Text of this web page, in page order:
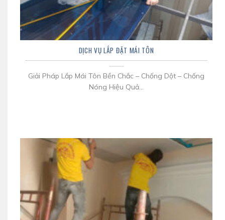
DỊCH VỤ LẮP ĐẶT MÁI TÔN
Giải Pháp Lắp Mái Tôn Bền Chắc – Chống Dột – Chống
Nóng Hiệu Quả...